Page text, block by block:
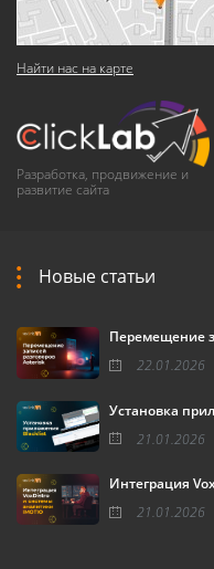
Найти нас на карте
Разработка, продвижение и
развитие сайта
Новые статьи
Перемещение
22.01.2026
Установка
21.01.2026
Интеграция
21.01.2026